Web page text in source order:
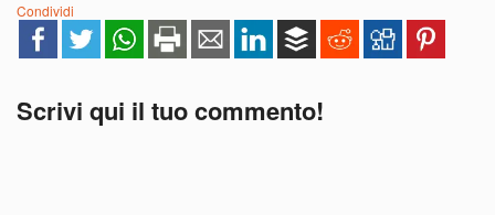
Condividi
Scrivi qui il tuo commento!